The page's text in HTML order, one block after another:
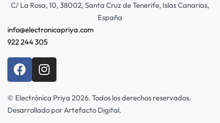
C/ La Rosa, 10, 38002, Santa Cruz de Tenerife, Islas Canarias,
España
info@electronicapriya.com
922 244 305
© Electrónica Priya 2026. Todos los derechos reservados.
Desarrollado por Artefacto Digital.